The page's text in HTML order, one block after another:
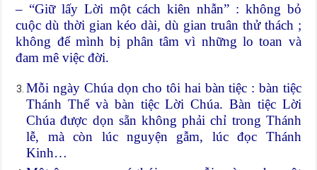
– “Giữ lấy Lời một cách kiên nhẫn” : không bỏ
cuộc dù thời gian kéo dài, dù gian truân thử thách ;
không để mình bị phân tâm vì những lo toan và
đam mê việc đời.
Mỗi ngày Chúa dọn cho tôi hai bàn tiệc : bàn tiệc
Thánh Thể và bàn tiệc Lời Chúa. Bàn tiệc Lời
Chúa được dọn sẵn không phải chỉ trong Thánh
lễ, mà còn lúc nguyện gẫm, lúc đọc Thánh
Kinh…